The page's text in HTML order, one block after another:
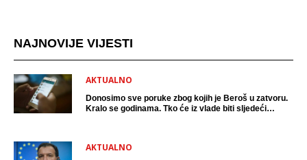
NAJNOVIJE VIJESTI
AKTUALNO
Donosimo sve poruke zbog kojih je Beroš u zatvoru.
Kralo se godinama. Tko će iz vlade biti sljedeći
AKTUALNO